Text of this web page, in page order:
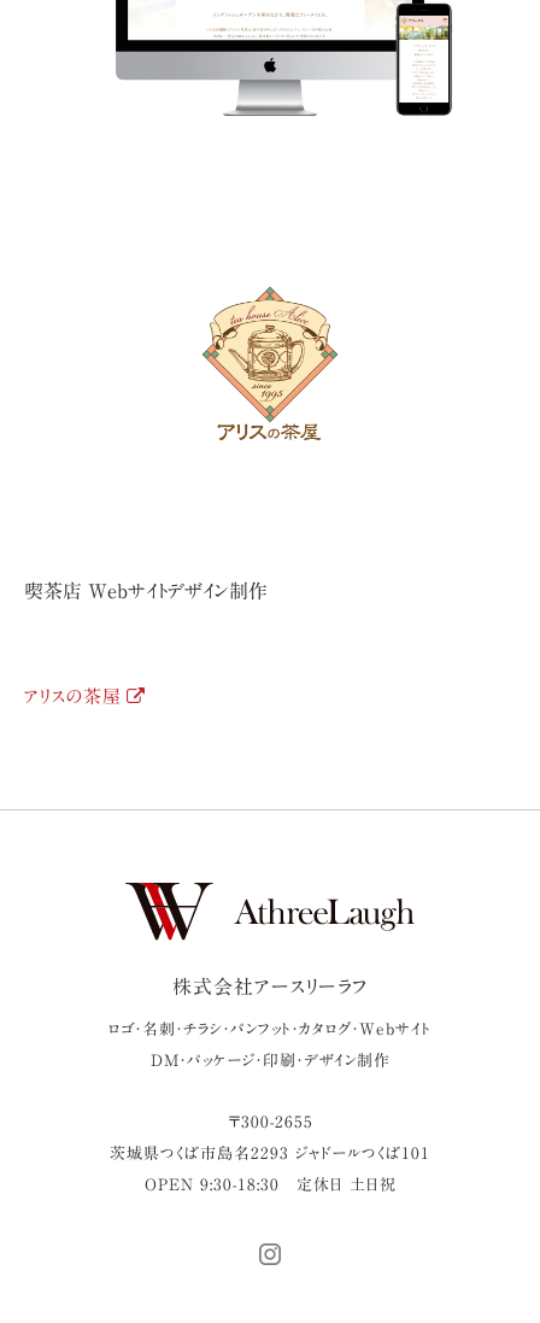
喫茶店 Webサイトデザイン制作
アリスの茶屋
株式会社アースリーラフ
ロゴ・名刺・チラシ・パンフット・カタログ・Webサイト
DM・パッケージ・印刷・デザイン制作
〒300-2655
茨城県つくば市島名2293 ジャドールつくば101
OPEN 9:30-18:30
定休日 土日祝